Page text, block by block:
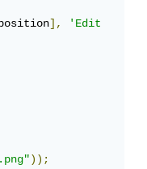
position],
'Edit
));